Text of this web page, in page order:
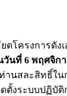
ดโครงการดัง
นที่ 6 พฤศจิกา
านสละสิทธิ์ใน
งระบบปฏิบัติ